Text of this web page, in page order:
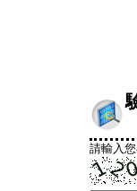
請輸入